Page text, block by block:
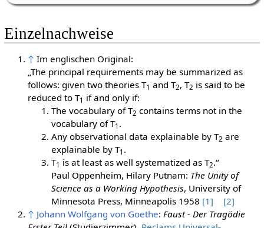
Einzelnachweise
↑ Im englischen Original:
„The principal requirements may be summarized as
follows: given two theories T1 and T2, T2 is said to be
reduced to T1 if and only if:
The vocabulary of T2 contains terms not in the
vocabulary of T1 .
Any observational data explainable by T2 are
explainable by T1 .
T1 is at least as well systematized as T2.“
Paul Oppenheim, Hilary Putnam: The Unity of
Science as a Working Hypothesis, University of
Minnesota Press, Minneapolis 1958 [1]
[2]
↑ Johann Wolfgang von Goethe: Faust - Der Tragödie